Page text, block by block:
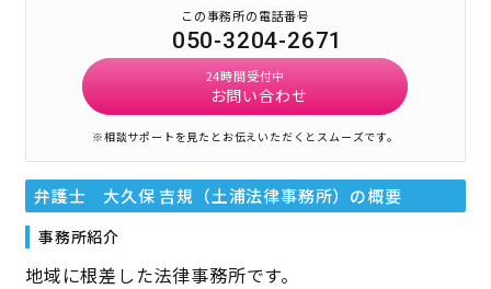
この事務所の電話番号
050-3204-2671
24時間受付中
お問い合わせ
※相談サポートを見たとお伝えいただくとスムーズです。
弁護士 大久保 吉規（土浦法律事務所） の概要
事務所紹介
地域に根差した法律事務所です。